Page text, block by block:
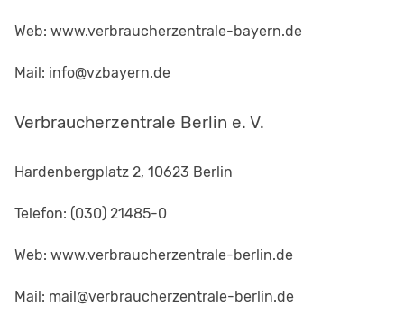
Web: www.verbraucherzentrale-bayern.de
Mail: info@vzbayern.de
Verbraucherzentrale Berlin e. V.
Hardenbergplatz 2, 10623 Berlin
Telefon: (030) 21485-0
Web: www.verbraucherzentrale-berlin.de
Mail: mail@verbraucherzentrale-berlin.de